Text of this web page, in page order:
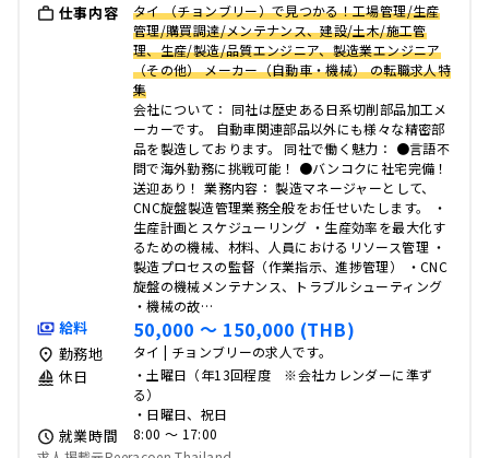
仕事内容
タイ （チョンブリー）で見つかる！工場管理/生産
管理/購買調達/メンテナンス、建設/土木/施工管
理、生産/製造/品質エンジニア、製造業エンジニア
（その他） メーカー（自動車・機械） の転職求人特
集
会社について： 同社は歴史ある日系切削部品加工メ
ーカーです。 自動車関連部品以外にも様々な精密部
品を製造しております。 同社で働く魅力： ●言語不
問で海外勤務に挑戦可能！ ●バンコクに社宅完備！
送迎あり！ 業務内容： 製造マネージャーとして、
CNC旋盤製造管理業務全般をお任せいたします。 ・
生産計画とスケジューリング ・生産効率を最大化す
るための機械、材料、人員におけるリソース管理 ・
製造プロセスの監督（作業指示、進捗管理） ・CNC
旋盤の機械メンテナンス、トラブルシューティング
・機械の故…
給料 50,000 〜 150,000 (THB)
勤務地 タイ | チョンブリーの求人です。
休日
・土曜日（年13回程度 ※会社カレンダーに準ず
る）
・日曜日、祝日
就業時間
8:00 〜 17:00